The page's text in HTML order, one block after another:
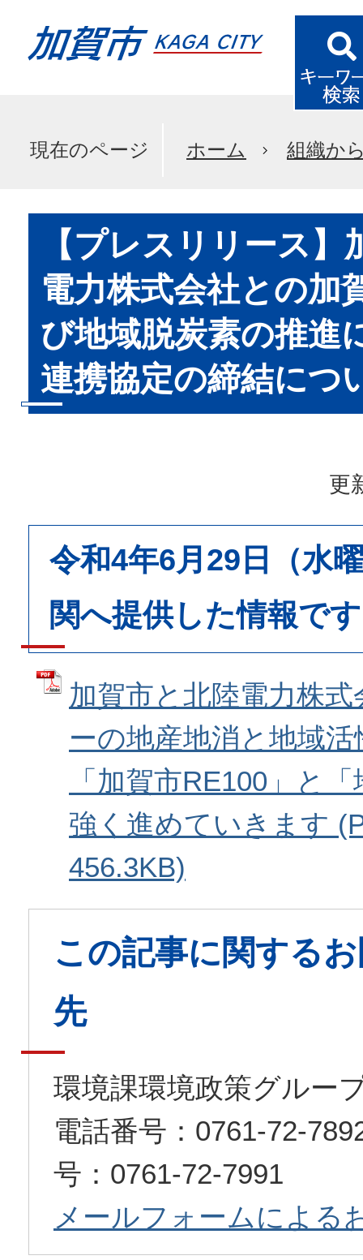
現在のページ ホーム 組織か
【プレスリリース】
電力株式会社との加
び地域脱炭素の推進
連携協定の締結につ
更
令和4年6月29日（水
関へ提供した情報で
加賀市と北陸電力株
ーの地産地消と地域
「加賀市RE100」と
強く進めていきます
456.3KB)
この記事に関する
先
環境課環境政策グルー
電話番号：0761-72-
号：0761-72-7991
メールフォームによる